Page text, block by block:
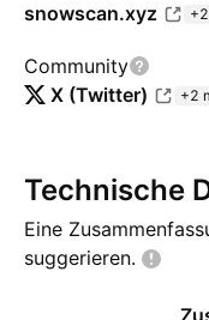
snowscan.xyz
Community
X (Twitter)
+2
Technische
Eine
suggerieren.